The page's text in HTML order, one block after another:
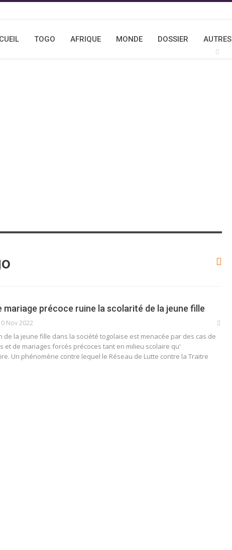
TOGO AFRIQUE MONDE DOSSIER AUTRES
mariage précoce ruine la scolarité de la jeune fille
Nov 2022
de la jeune fille dans la société togolaise est menacée par des cas de
et de mariages forcés précoces tant en milieu scolaire qu'
Un phénomène contre lequel le Réseau de Lutte contre la Traitre